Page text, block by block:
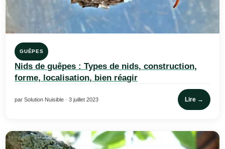
GUÊPES
Nids de guêpes : Types de nids, construction,
forme, localisation, bien réagir
par Solution Nuisible · 3 juillet 2023 Lire →